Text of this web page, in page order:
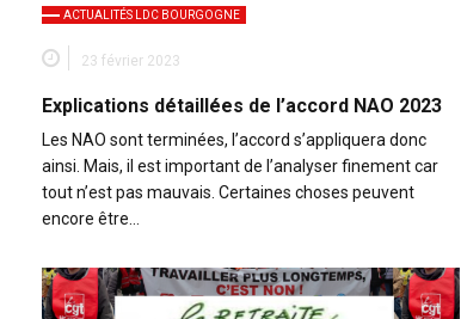
ACTUALITÉS LDC BOURGOGNE
23 février 2023
Explications détaillées de l’accord NAO 2023
Les NAO sont terminées, l’accord s’appliquera donc
ainsi. Mais, il est important de l’analyser finement car
tout n’est pas mauvais. Certaines choses peuvent
encore être…